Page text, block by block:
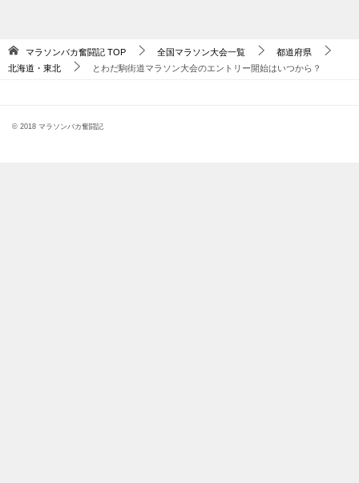
マラソンバカ奮闘記 TOP 全国マラソン大会一覧
都道府県
北海道・東北
とわだ駒街道マラソン大会のエントリー開始はいつから？
© 2018 マラソンバカ奮闘記